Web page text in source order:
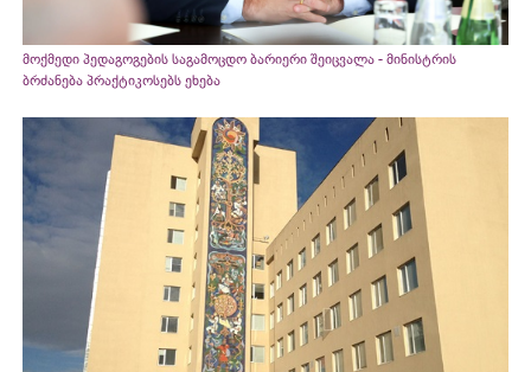
მოქმედი პედაგოგების საგამოცდო ბარიერი შეიცვალა - მინისტრის
ბრძანება პრაქტიკოსებს ეხება